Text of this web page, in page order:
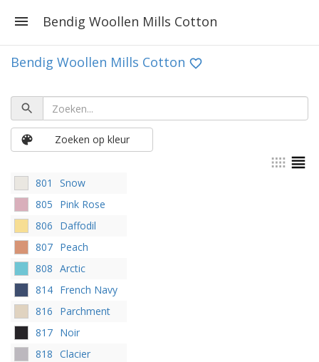
Bendig Woollen Mills Cotton
Bendig Woollen Mills Cotton
Zoeken op kleur
801
Snow
805
Pink Rose
806
Daffodil
807 Peach
808 Arctic
814 French Navy
816
Parchment
817 Noir
818 Clacier